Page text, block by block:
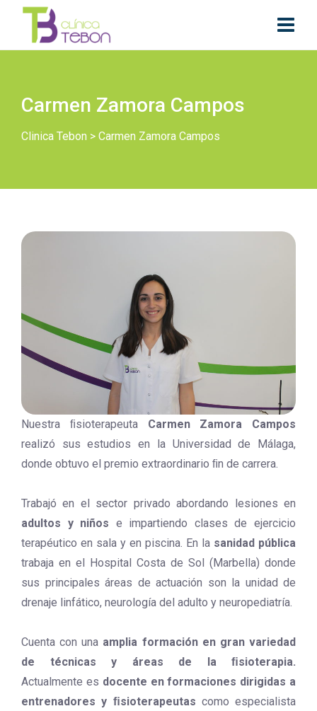
Carmen Zamora Campos
Clinica Tebon > Carmen Zamora Campos
Nuestra ﬁsioterapeuta Carmen Zamora Campos
realizó sus estudios en la Universidad de Málaga,
donde obtuvo el premio extraordinario ﬁn de carrera.
Trabajó en el sector privado abordando lesiones en
adultos y niños e impartiendo clases de ejercicio
terapéutico en sala y en piscina. En la sanidad pública
trabaja en el Hospital Costa de Sol (Marbella) donde
sus principales áreas de actuación son la unidad de
drenaje linfático, neurología del adulto y neuropediatría.
Cuenta con una amplia formación en gran variedad
de técnicas y áreas de la ﬁsioterapia.
Actualmente es docente en formaciones dirigidas a
entrenadores y ﬁsioterapeutas como especialista